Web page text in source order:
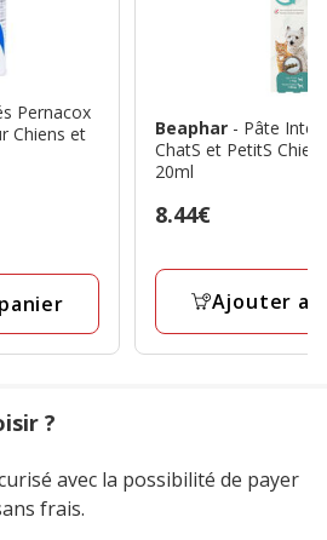
Pernacox
Chiens et
Beaphar - Pâte
ChatS et PetitS
20ml
Prix
8.44€
Ajouter
?
avec la possibilité de payer
frais.